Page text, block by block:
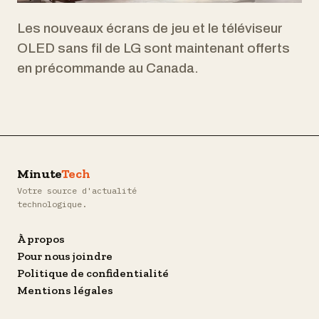
Les nouveaux écrans de jeu et le téléviseur
OLED sans fil de LG sont maintenant offerts
en précommande au Canada.
MinuteTech
Votre source d'actualité
technologique.
À propos
Pour nous joindre
Politique de confidentialité
Mentions légales